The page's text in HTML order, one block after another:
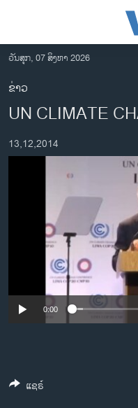
ເຂົ້າ
ຫາ
ຂ້າມ
ຂ້າມ
ໄປ
ອາເມຣິກາ
ການເລືອກຕັ້ງ ປະທານາທີບໍດີ
ອິດສະຫຼະພາບດ້ານການຂ່າວ
ຊີວິດຊາວລາວ
ຊຸມຊົນຊາວລາວ
ວິທະຍາສາດ-ເທັກໂນໂລຈີ
ພາສາອັງກິດ
ວັນສຸກ, 07 ສິງຫາ 2026
ຂ່າວ
UN CLIMATE
13,12,2014
No media
0:00
ແຊຣ໌